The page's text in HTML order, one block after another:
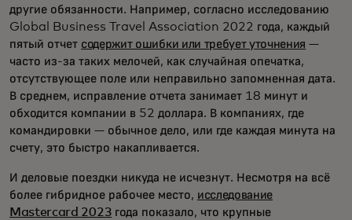
другие обязанности. Например, согласно исследованию
Global Business Travel Association 2022 года, каждый
пятый отчет содержит ошибки или требует уточнения —
часто из-за таких мелочей, как случайная опечатка,
отсутствующее поле или неправильно запомненная дата.
В среднем, исправление отчета занимает 18 минут и
обходится компании в 52 доллара. В компаниях, где
командировки — обычное дело, или где каждая минута на
счету, это быстро накапливается.
И деловые поездки никуда не исчезнут. Несмотря на всё
более гибридное рабочее место, исследование
Mastercard 2023 года показало, что крупные